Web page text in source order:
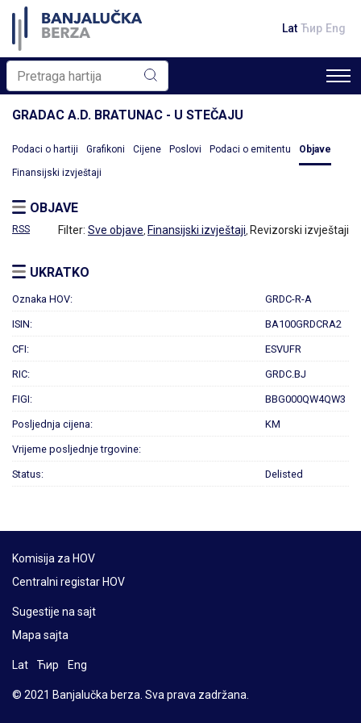
Lat Ћир Eng
GRADAC A.D. BRATUNAC - U STEČAJU
Podaci o hartiji Grafikoni Cijene Poslovi Podaci o emitentu Objave
Finansijski izvještaji
OBJAVE
RSS Filter: Sve objave, Finansijski izvještaji, Revizorski izvještaji
UKRATKO
Oznaka HOV: GRDC-R-A
ISIN: BA100GRDCRA2
CFI: ESVUFR
RIC: GRDC.BJ
FIGI: BBG000QW4QW3
Posljednja cijena: KM
Vrijeme posljednje trgovine:
Status: Delisted
Komisija za HOV
Centralni registar HOV
Sugestije na sajt
Mapa sajta
Lat Ћир Eng
© 2021 Banjalučka berza. Sva prava zadržana.